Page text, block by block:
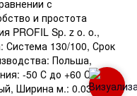
с
и простота
PROFIL Sp. z o. o.,
Система 130/100, Срок
Польша,
-50 С до +60 С, Тип
Ширина м.: 0.030